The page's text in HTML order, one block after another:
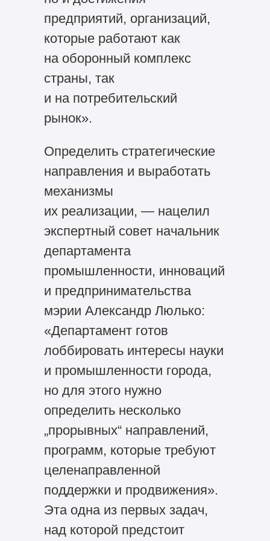
предприятий, организаций,
которые работают как
на оборонный комплекс
страны, так
и на потребительский
рынок».
Определить стратегические
направления и выработать
механизмы
их реализации, — нацелил
экспертный совет начальник
департамента
промышленности, инноваций
и предпринимательства
мэрии Александр Люлько:
«Департамент готов
лоббировать интересы науки
и промышленности города,
но для этого нужно
определить несколько
„прорывных“ направлений,
программ, которые требуют
целенаправленной
поддержки и продвижения».
Эта одна из первых задач,
над которой предстоит